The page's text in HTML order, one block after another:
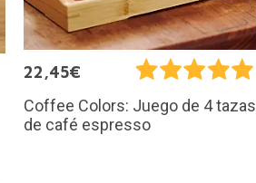
22,45€
Coffee Colors: Juego de 4 tazas
de café espresso